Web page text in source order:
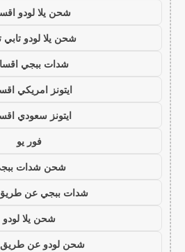
شحن يلا لودو
شحن يلا لودو تابي
شدات ببجي
ايتونز امريكي
ايتونز سعودي
فور يو
شحن شدات
شدات ببجي عن طريق
شحن يلا لودو
شحن لودو عن طريق